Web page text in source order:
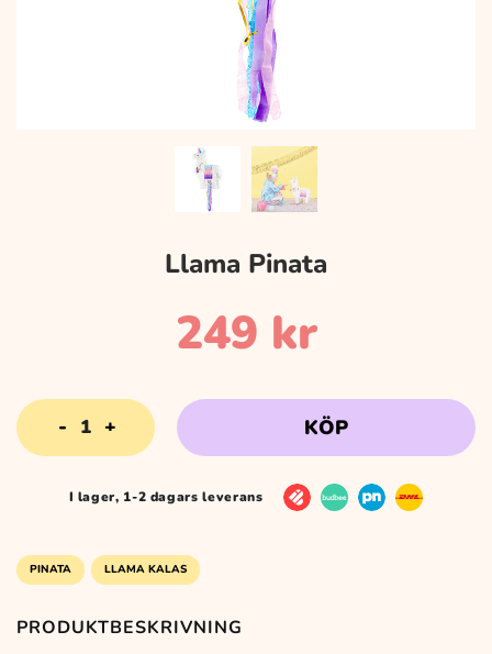
Llama Pinata
249 kr
Pinata
mängd
KÖP
I lager, 1-2 dagars leverans
PINATA LLAMA KALAS
PRODUKTBESKRIVNING